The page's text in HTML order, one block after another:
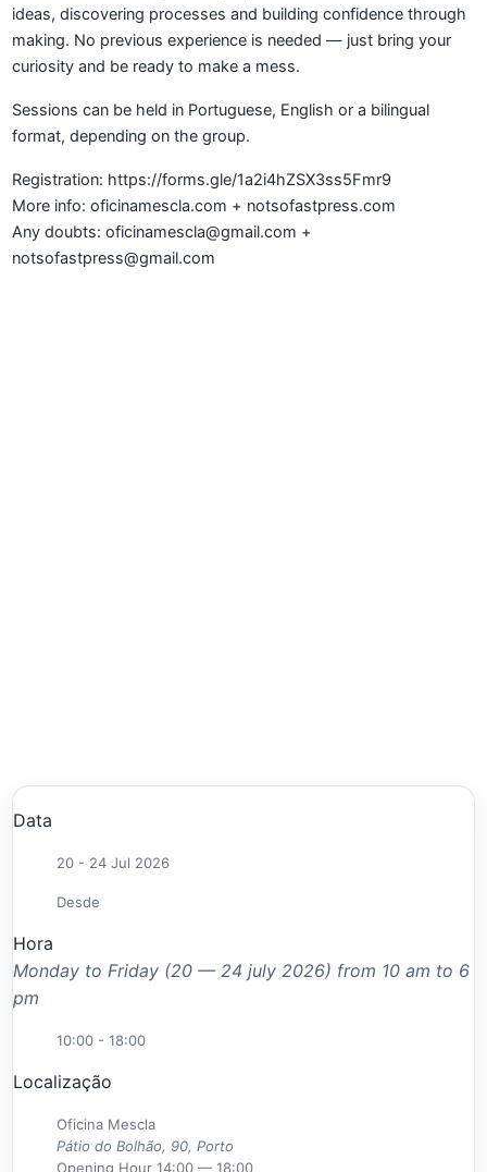
ideas, discovering processes and building confidence through
making. No previous experience is needed — just bring your
curiosity and be ready to make a mess.
Sessions can be held in Portuguese, English or a bilingual
format, depending on the group.
Registration: https://forms.gle/1a2i4hZSX3ss5Fmr9
More info: oficinamescla.com + notsofastpress.com
Any doubts: oficinamescla@gmail.com +
notsofastpress@gmail.com
Data
20 - 24 Jul 2026
Desde
Hora
Monday to Friday (20 — 24 july 2026) from 10 am to 6
pm
10:00 - 18:00
Localização
Oficina Mescla
Pátio do Bolhão, 90, Porto
Opening Hour 14:00 — 18:00